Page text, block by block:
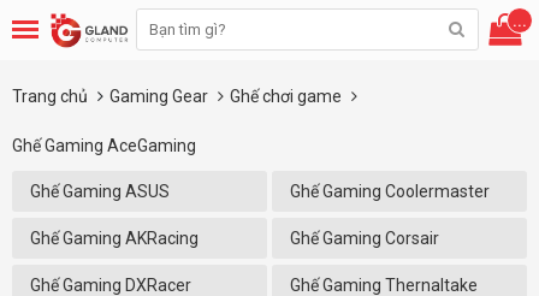
...
Trang chủ Gaming Gear Ghế chơi game
Ghế Gaming AceGaming
Ghế Gaming ASUS Ghế Gaming Coolermaster
Ghế Gaming AKRacing Ghế Gaming Corsair
Ghế Gaming DXRacer Ghế Gaming Thernaltake